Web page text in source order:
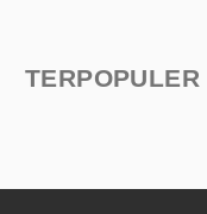
TERPOPULER